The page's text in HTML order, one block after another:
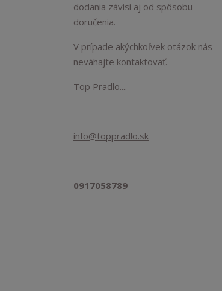
dodania závisí aj od spôsobu
doručenia.
V prípade akýchkoľvek otázok nás
neváhajte kontaktovať.
Top Pradlo....
info@toppradlo.sk
0917058789